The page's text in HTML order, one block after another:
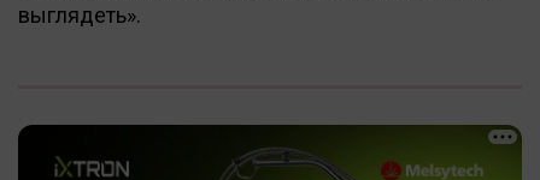
выглядеть».